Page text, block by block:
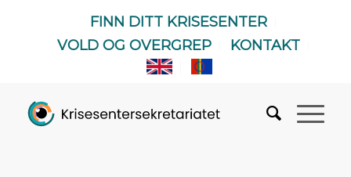
FINN DITT KRISESENTER
VOLD OG OVERGREP
KONTAKT